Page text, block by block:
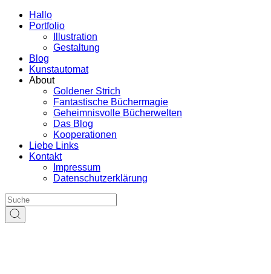
Hallo
Portfolio
Illustration
Gestaltung
Blog
Kunstautomat
About
Goldener Strich
Fantastische Büchermagie
Geheimnisvolle Bücherwelten
Das Blog
Kooperationen
Liebe Links
Kontakt
Impressum
Datenschutzerklärung